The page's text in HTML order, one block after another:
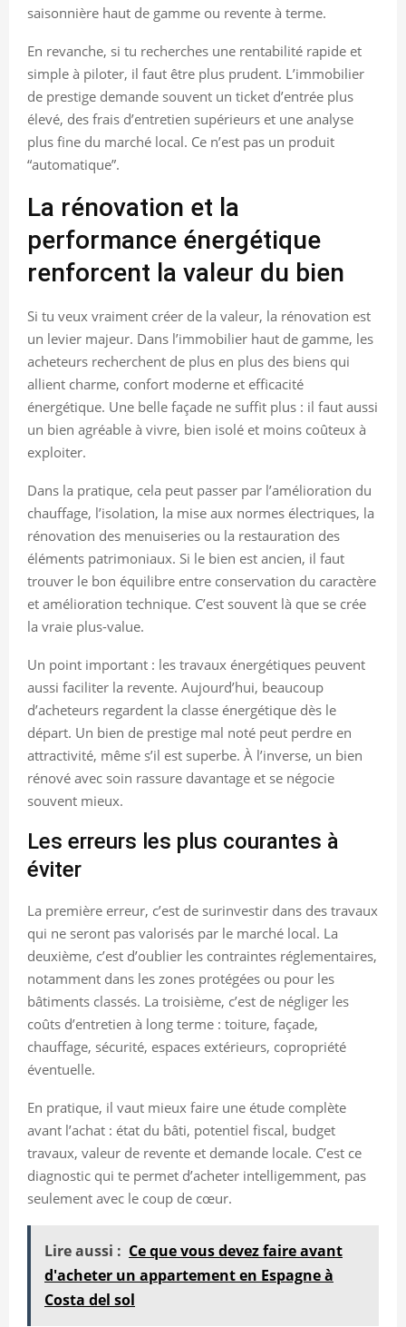
saisonnière haut de gamme ou revente à terme.
En revanche, si tu recherches une rentabilité rapide et
simple à piloter, il faut être plus prudent. L’immobilier
de prestige demande souvent un ticket d’entrée plus
élevé, des frais d’entretien supérieurs et une analyse
plus fine du marché local. Ce n’est pas un produit
“automatique”.
La rénovation et la
performance énergétique
renforcent la valeur du bien
Si tu veux vraiment créer de la valeur, la rénovation est
un levier majeur. Dans l’immobilier haut de gamme, les
acheteurs recherchent de plus en plus des biens qui
allient charme, confort moderne et efficacité
énergétique. Une belle façade ne suffit plus : il faut aussi
un bien agréable à vivre, bien isolé et moins coûteux à
exploiter.
Dans la pratique, cela peut passer par l’amélioration du
chauffage, l’isolation, la mise aux normes électriques, la
rénovation des menuiseries ou la restauration des
éléments patrimoniaux. Si le bien est ancien, il faut
trouver le bon équilibre entre conservation du caractère
et amélioration technique. C’est souvent là que se crée
la vraie plus-value.
Un point important : les travaux énergétiques peuvent
aussi faciliter la revente. Aujourd’hui, beaucoup
d’acheteurs regardent la classe énergétique dès le
départ. Un bien de prestige mal noté peut perdre en
attractivité, même s’il est superbe. À l’inverse, un bien
rénové avec soin rassure davantage et se négocie
souvent mieux.
Les erreurs les plus courantes à
éviter
La première erreur, c’est de surinvestir dans des travaux
qui ne seront pas valorisés par le marché local. La
deuxième, c’est d’oublier les contraintes réglementaires,
notamment dans les zones protégées ou pour les
bâtiments classés. La troisième, c’est de négliger les
coûts d’entretien à long terme : toiture, façade,
chauffage, sécurité, espaces extérieurs, copropriété
éventuelle.
En pratique, il vaut mieux faire une étude complète
avant l’achat : état du bâti, potentiel fiscal, budget
travaux, valeur de revente et demande locale. C’est ce
diagnostic qui te permet d’acheter intelligemment, pas
seulement avec le coup de cœur.
Lire aussi : Ce que vous devez faire avant
d'acheter un appartement en Espagne à
Costa del sol